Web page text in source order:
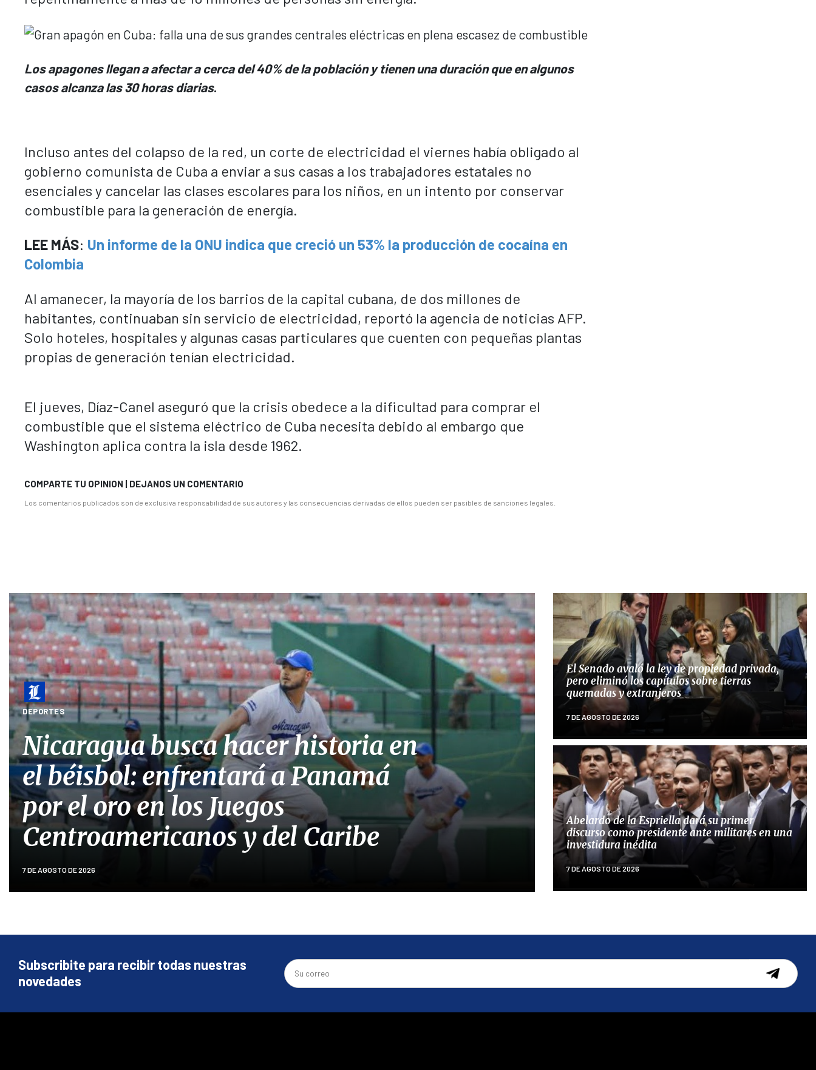
Los apagones llegan a afectar a cerca del 40% de la población y tienen una duración que en algunos
casos alcanza las 30 horas diarias.
Incluso antes del colapso de la red, un corte de electricidad el viernes había obligado al
gobierno comunista de Cuba a enviar a sus casas a los trabajadores estatales no
esenciales y cancelar las clases escolares para los niños, en un intento por conservar
combustible para la generación de energía.
LEE MÁS: Un informe de la ONU indica que creció un 53% la producción de cocaína en
Colombia
Al amanecer, la mayoría de los barrios de la capital cubana, de dos millones de
habitantes, continuaban sin servicio de electricidad, reportó la agencia de noticias AFP.
Solo hoteles, hospitales y algunas casas particulares que cuenten con pequeñas plantas
propias de generación tenían electricidad.
El jueves, Díaz-Canel aseguró que la crisis obedece a la dificultad para comprar el
combustible que el sistema eléctrico de Cuba necesita debido al embargo que
Washington aplica contra la isla desde 1962.
COMPARTE TU OPINION | DEJANOS UN COMENTARIO
Los comentarios publicados son de exclusiva responsabilidad de sus autores y las consecuencias derivadas de ellos pueden ser pasibles de sanciones legales.
DEPORTES
Nicaragua busca hacer historia en
el béisbol: enfrentará a Panamá
por el oro en los Juegos
Centroamericanos y del Caribe
7 DE AGOSTO DE 2026
El Senado avaló la ley de propiedad privada,
pero eliminó los capítulos sobre tierras
quemadas y extranjeros
7 DE AGOSTO DE 2026
Abelardo de la Espriella dará su primer
discurso como presidente ante militares en una
investidura inédita
7 DE AGOSTO DE 2026
Subscribite para recibir todas nuestras
novedades